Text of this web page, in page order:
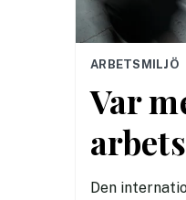
ARBETSMILJÖ
Var
Den